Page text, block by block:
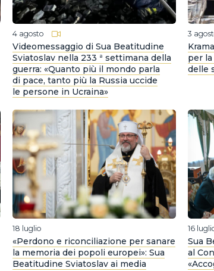
4 agosto
Videomessaggio di Sua Beatitudine
Sviatoslav nella 233 ª settimana della
guerra: «Quanto più il mondo parla
di pace, tanto più la Russia uccide
le persone in Ucraina»
3
per
delle
18 luglio
«Perdono e riconciliazione per sanare
la memoria dei popoli europei»: Sua
Beatitudine Sviatoslav ai media
16
Sua
al